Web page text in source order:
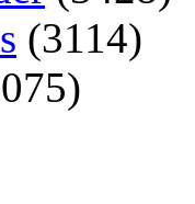
(3114)